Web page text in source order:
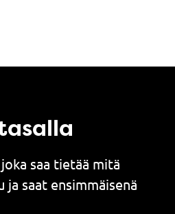
saa tietää mitä
saat ensimmäisenä